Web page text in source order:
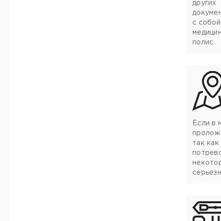
других
с собой
полис.
Если в
так